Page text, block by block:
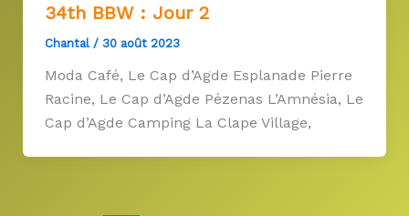
34th BBW : Jour 2
Chantal / 30 août 2023
Moda Café, Le Cap d’Agde Esplanade Pierre
Racine, Le Cap d’Agde Pézenas L’Amnésia, Le
Cap d’Agde Camping La Clape Village,